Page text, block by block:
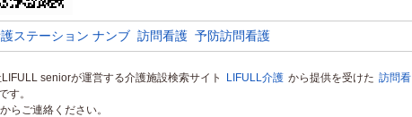
ステーション ナンブ 訪問看護 予防訪問看護
seniorが運営する介護施設検索サイト LIFULL介護 から提供を受けた 訪問看
す。
からご連絡ください。